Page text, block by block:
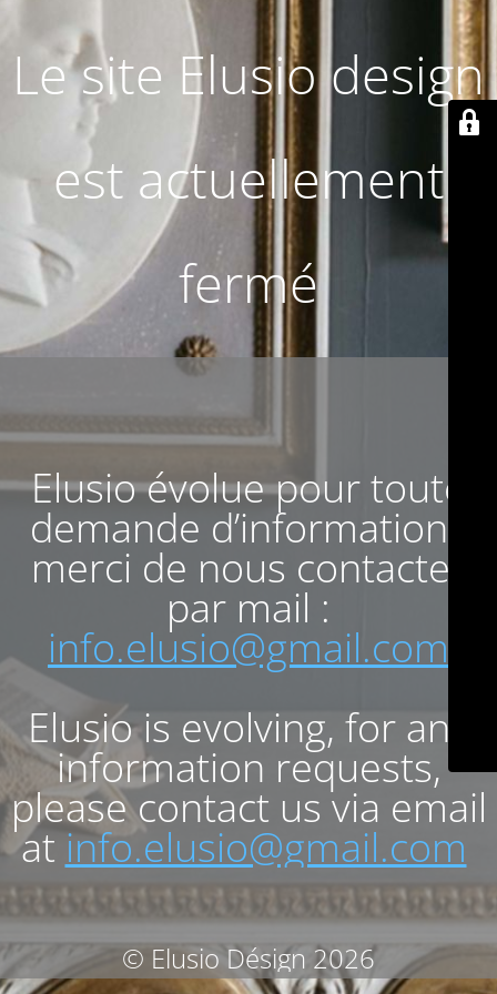
Le site Elusio design
est actuellement
fermé
Elusio évolue pour toute
demande d’informations
merci de nous contacter
par mail :
info.elusio@gmail.com
Elusio is evolving, for any
information requests,
please contact us via email
at info.elusio@gmail.com
© Elusio Désign 2026